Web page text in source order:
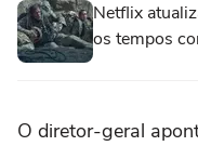
Netflix
os tempos
O diretor-geral